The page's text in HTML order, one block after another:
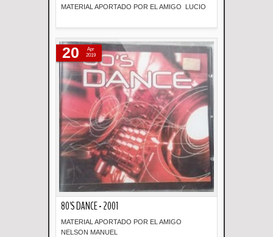
MATERIAL APORTADO POR EL AMIGO LUCIO
80'S DANCE - 2001
MATERIAL APORTADO POR EL AMIGO
NELSON MANUEL
20
Apr
2019